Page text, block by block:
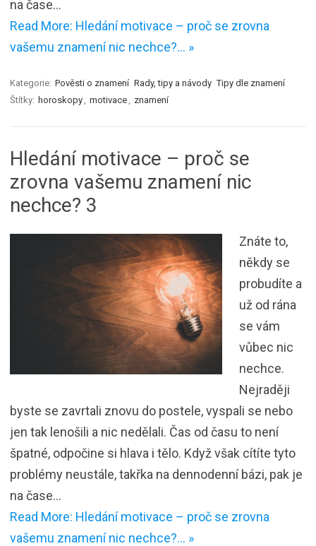
na čase…
Read More: Hledání motivace – proč se zrovna
vašemu znamení nic nechce?… »
Kategorie: Pověsti o znamení Rady, tipy a návody Tipy dle znamení
Štítky: horoskopy motivace znamení
Hledání motivace – proč se
zrovna vašemu znamení nic
nechce? 3
Znáte to,
někdy se
probudíte a
už od rána
se vám
vůbec nic
nechce.
Nejraději
byste se zavrtali znovu do postele, vyspali se nebo
jen tak lenošili a nic nedělali. Čas od času to není
špatné, odpočine si hlava i tělo. Když však cítíte tyto
problémy neustále, takřka na dennodenní bázi, pak je
na čase…
Read More: Hledání motivace – proč se zrovna
vašemu znamení nic nechce?… »